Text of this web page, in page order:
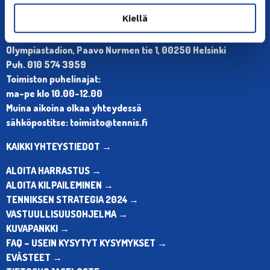
Kiellä
Olympiastadion, Paavo Nurmen tie 1, 00250 Helsinki
Puh. 010 574 3959
Toimiston puhelinajat:
ma-pe klo 10.00-12.00
Muina aikoina olkaa yhteydessä
sähköpostitse: toimisto@tennis.fi
KAIKKI YHTEYSTIEDOT →
ALOITA HARRASTUS →
ALOITA KILPAILEMINEN →
TENNIKSEN STRATEGIA 2024 →
VASTUULLISUUSOHJELMA →
KUVAPANKKI →
FAQ – USEIN KYSYTYT KYSYMYKSET →
EVÄSTEET →